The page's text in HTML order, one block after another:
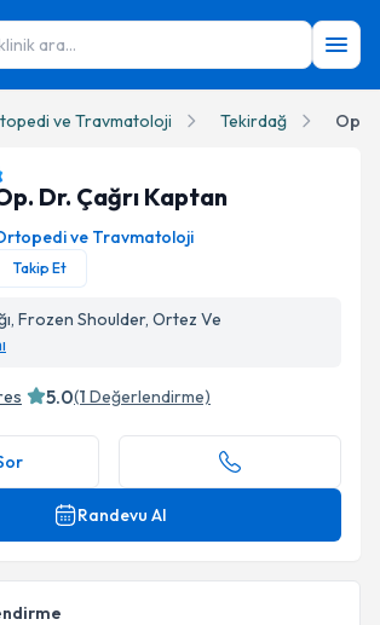
ara...
ve Travmatoloji Tekirdağ Op.
Dr. Çağrı Kaptan
ve Travmatoloji
Takip Et
Frozen Shoulder, Ortez Ve
5.0(1 Değerlendirme)
Randevu Al